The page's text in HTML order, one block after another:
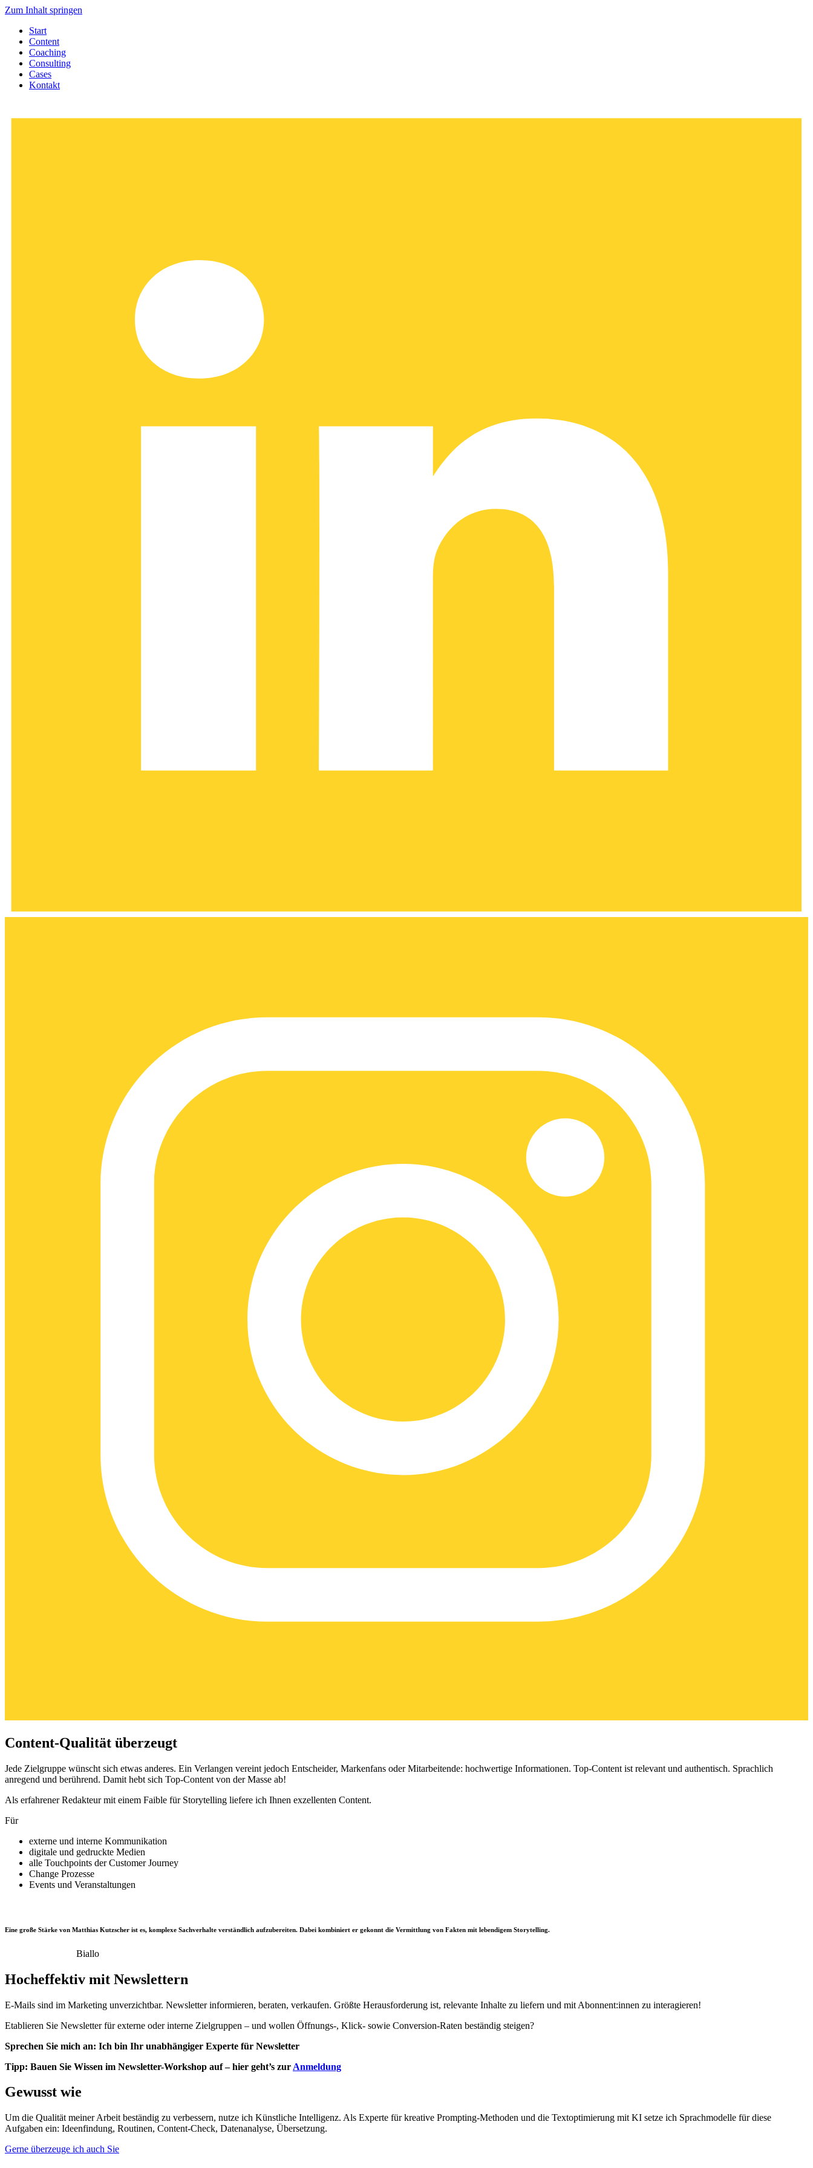
Zum Inhalt springen
Start
Content
Coaching
Consulting
Cases
Kontakt
Content-Qualität überzeugt
Jede Zielgruppe wünscht sich etwas anderes. Ein Verlangen vereint jedoch Entscheider, Markenfans oder Mitarbeitende: hochwertige Informationen. Top-Content ist relevant und authentisch. Sprachlich
anregend und berührend. Damit hebt sich Top-Content von der Masse ab!
Als erfahrener Redakteur mit einem Faible für Storytelling liefere ich Ihnen exzellenten Content.
Für
externe und interne Kommunikation
digitale und gedruckte Medien
alle Touchpoints der Customer Journey
Change Prozesse
Events und Veranstaltungen
Eine große Stärke von Matthias Kutzscher ist es, komplexe Sachverhalte verständlich aufzubereiten. Dabei kombiniert er gekonnt die Vermittlung von Fakten mit lebendigem Storytelling.
Biallo
Hocheffektiv mit Newslettern
E-Mails sind im Marketing unverzichtbar. Newsletter informieren, beraten, verkaufen. Größte Herausforderung ist, relevante Inhalte zu liefern und mit Abonnent:innen zu interagieren!
Etablieren Sie Newsletter für externe oder interne Zielgruppen – und wollen Öffnungs-, Klick- sowie Conversion-Raten beständig steigen?
Sprechen Sie mich an: Ich bin Ihr unabhängiger Experte für Newsletter
Tipp: Bauen Sie Wissen im Newsletter-Workshop auf – hier geht’s zur Anmeldung
Gewusst wie
Um die Qualität meiner Arbeit beständig zu verbessern, nutze ich Künstliche Intelligenz. Als Experte für kreative Prompting-Methoden und die Textoptimierung mit KI setze ich Sprachmodelle für diese
Aufgaben ein: Ideenfindung, Routinen, Content-Check, Datenanalyse, Übersetzung.
Gerne überzeuge ich auch Sie